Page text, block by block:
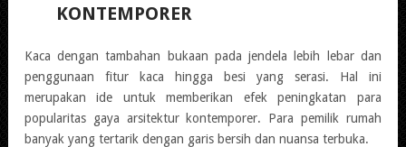
KONTEMPORER
Kaca dengan tambahan bukaan pada jendela lebih lebar dan
penggunaan fitur kaca hingga besi yang serasi. Hal ini
merupakan ide untuk memberikan efek peningkatan para
popularitas gaya arsitektur kontemporer. Para pemilik rumah
banyak yang tertarik dengan garis bersih dan nuansa terbuka.